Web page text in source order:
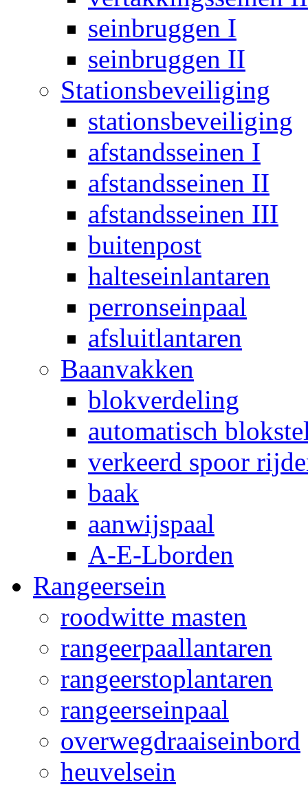
seinbruggen I
seinbruggen II
Stationsbeveiliging
stationsbeveiliging
afstandsseinen I
afstandsseinen II
afstandsseinen III
buitenpost
halteseinlantaren
perronseinpaal
afsluitlantaren
Baanvakken
blokverdeling
automatisch
verkeerd spoor
baak
aanwijspaal
A-E-Lborden
Rangeersein
roodwitte masten
rangeerpaallantaren
rangeerstoplantaren
rangeerseinpaal
overwegdraaiseinbord
heuvelsein